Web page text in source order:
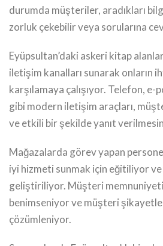
durumda müşteriler, aradıkları
zorluk çekebilir veya sorularına
Eyüpsultan’daki askeri kitap
iletişim kanalları sunarak onların
karşılamaya çalışıyor. Telefon,
gibi modern iletişim araçları,
ve etkili bir şekilde yanıt
Mağazalarda görev yapan
iyi hizmeti sunmak için eğitiliyor
geliştiriliyor. Müşteri memnuniyeti
benimseniyor ve müşteri
çözümleniyor.